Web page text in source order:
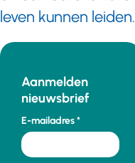
leven kunnen leiden.
Aanmelden
nieuwsbrief
E-mailadres